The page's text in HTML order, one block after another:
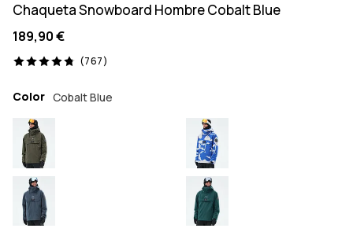
Chaqueta Snowboard Hombre Cobalt Blue
189,90 €
(767)
767 opiniones, 4.8/5
Color Cobalt Blue